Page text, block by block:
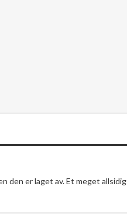
den er laget av. Et meget